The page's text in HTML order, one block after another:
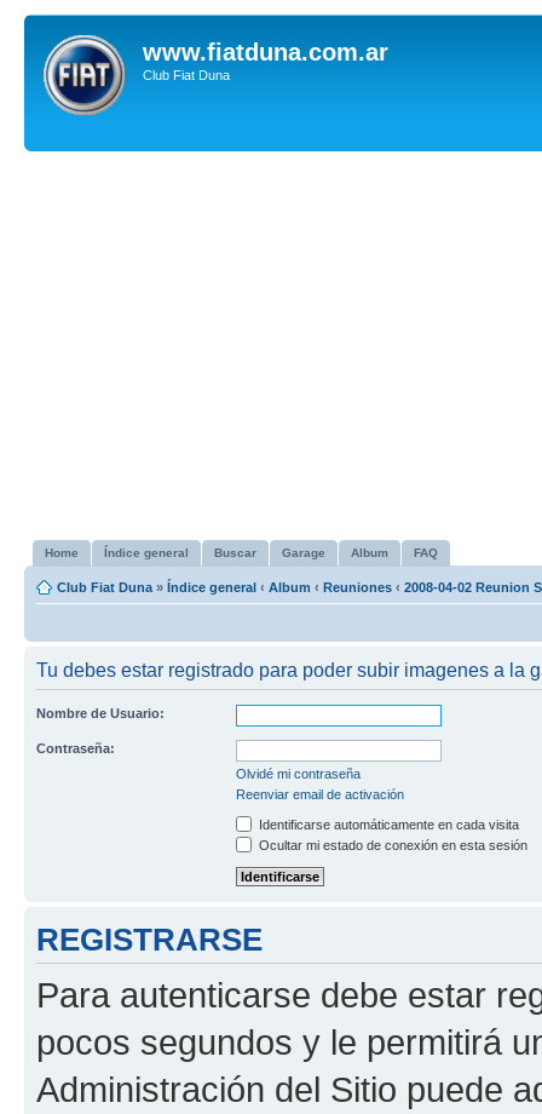
www.fiatduna.com.ar
Club Fiat Duna
Home Índice general Buscar Garage Album FAQ
Club Fiat Duna » Índice general ‹ Album ‹ Reuniones ‹ 2008-04-02 Reunion
Tu debes estar registrado para poder subir imagenes a la
Nombre de Usuario:
Contraseña:
Olvidé mi contraseña
Reenviar email de activación
Identificarse automáticamente en cada visita
Ocultar mi estado de conexión en esta sesión
REGISTRARSE
Para autenticarse debe estar
pocos segundos y le permitirá
Administración del Sitio puede